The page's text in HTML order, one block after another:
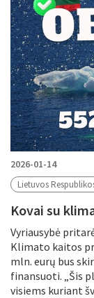
2026-01-14
Lietuvos
Kovai su
Vyriausybė
Klimato kaitos
mln. eurų bus
finansuoti. „Šis
visiems kuriant